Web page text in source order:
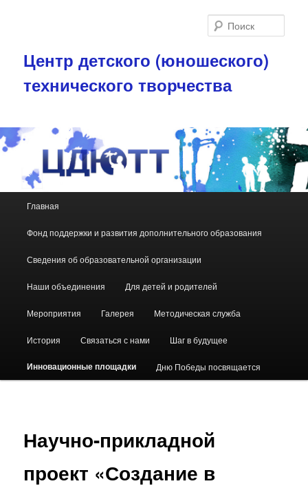
Центр детского (юношеского)
технического творчества
Перейти к основному содержимому
Перейти к дополнительному содержимому
Главная
Фонд поддержки и развития дополнительного образования
Сведения об образовательной организации
Наши объединения Для детей и родителей
Мероприятия Галерея Методическая служба
История Связаться с нами Шаг в будущее
Инновационные площадки Дню Победы посвящается
Научно-прикладной
проект «Создание в